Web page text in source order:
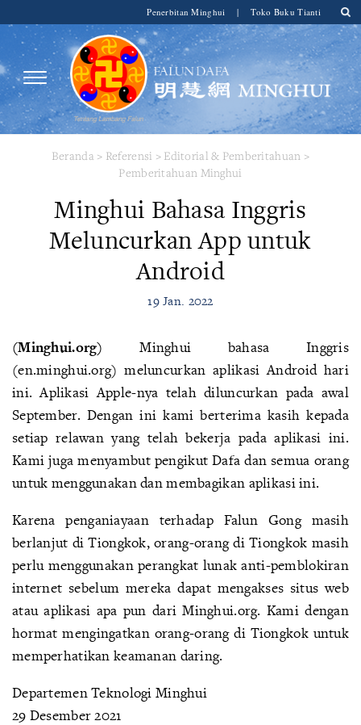
Penerbitan Minghui | Toko Buku Tianti
Beranda > Referensi > Editorial & Pemberitahuan >
Pemberitahuan Minghui
Minghui Bahasa Inggris
Meluncurkan App untuk
Android
19 Jan. 2022
(Minghui.org) Minghui bahasa Inggris
(en.minghui.org) meluncurkan aplikasi Android hari
ini. Aplikasi Apple-nya telah diluncurkan pada awal
September. Dengan ini kami berterima kasih kepada
setiap relawan yang telah bekerja pada aplikasi ini.
Kami juga menyambut pengikut Dafa dan semua orang
untuk menggunakan dan membagikan aplikasi ini.
Karena penganiayaan terhadap Falun Gong masih
berlanjut di Tiongkok, orang-orang di Tiongkok masih
perlu menggunakan perangkat lunak anti-pemblokiran
internet sebelum mereka dapat mengakses situs web
atau aplikasi apa pun dari Minghui.org. Kami dengan
hormat mengingatkan orang-orang di Tiongkok untuk
memperhatikan keamanan daring.
Departemen Teknologi Minghui
29 Desember 2021